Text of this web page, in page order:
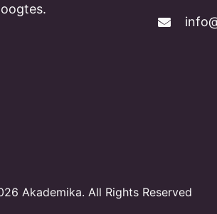
Akademika. All Rights Reserved